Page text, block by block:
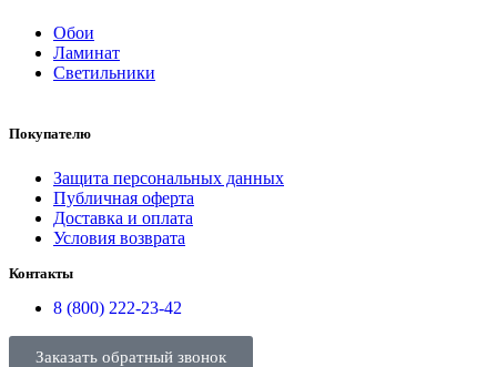
Обои
Ламинат
Светильники
Покупателю
Защита персональных данных
Публичная оферта
Доставка и оплата
Условия возврата
Контакты
8 (800) 222-23-42
Заказать обратный звонок